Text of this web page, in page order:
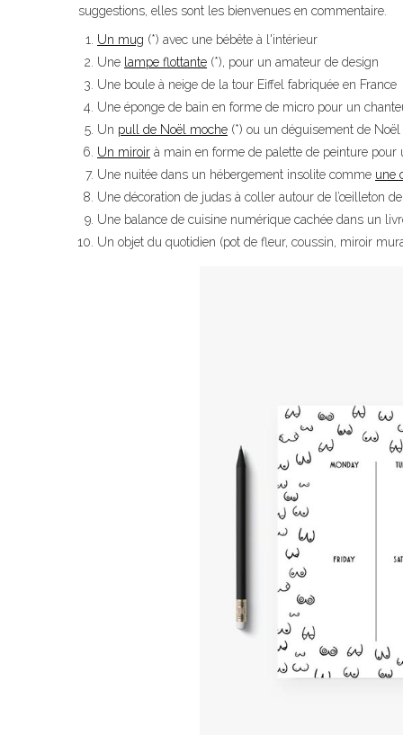
suggestions, elles sont les bienvenues en commentaire.
Un mug (*) avec une bébête à l'intérieur
Une lampe flottante (*), pour un amateur de design
Une boule à neige de la tour Eiffel fabriquée en France
Une éponge de bain en forme de micro pour un
Un pull de Noël moche (*) ou un déguisement de
Un miroir à main en forme de palette de peinture
Une nuitée dans un hébergement insolite comme une
Une décoration de judas à coller autour de l’œilleton
Une balance de cuisine numérique cachée dans un
Un objet du quotidien (pot de fleur, coussin, miroir